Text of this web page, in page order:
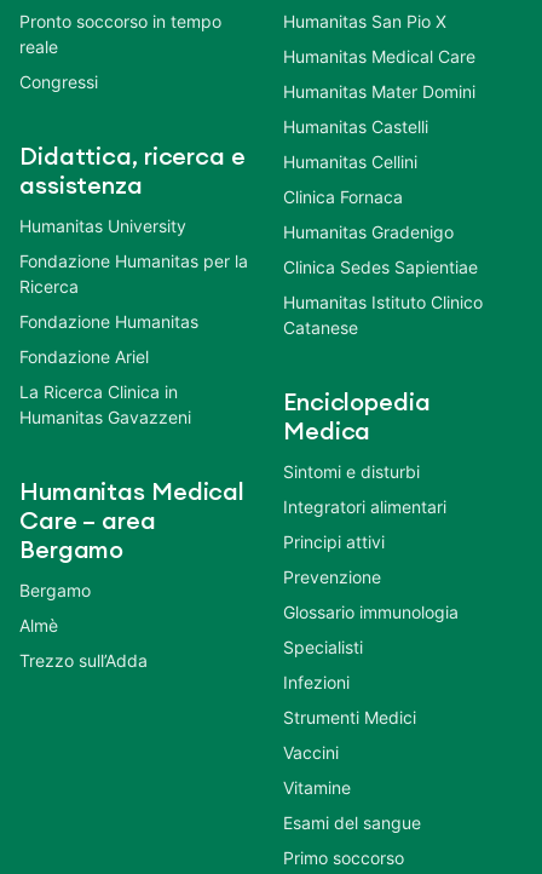
Pronto soccorso in tempo
reale
Congressi
Didattica, ricerca e
assistenza
Humanitas University
Fondazione Humanitas per la
Ricerca
Fondazione Humanitas
Fondazione Ariel
La Ricerca Clinica in
Humanitas Gavazzeni
Humanitas Medical
Care – area
Bergamo
Bergamo
Almè
Trezzo sull’Adda
Humanitas San Pio X
Humanitas Medical Care
Humanitas Mater Domini
Humanitas Castelli
Humanitas Cellini
Clinica Fornaca
Humanitas Gradenigo
Clinica Sedes Sapientiae
Humanitas Istituto Clinico
Catanese
Enciclopedia
Medica
Sintomi e disturbi
Integratori alimentari
Principi attivi
Prevenzione
Glossario immunologia
Specialisti
Infezioni
Strumenti Medici
Vaccini
Vitamine
Esami del sangue
Primo soccorso